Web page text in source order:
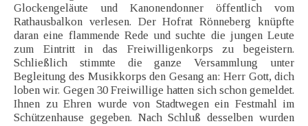
Glockengeläute und Kanonendonner öffentlich vom
Rathausbalkon verlesen. Der Hofrat Rönneberg knüpfte
daran eine flammende Rede und suchte die jungen Leute
zum Eintritt in das Freiwilligenkorps zu begeistern.
Schließlich stimmte die ganze Versammlung unter
Begleitung des Musikkorps den Gesang an: Herr Gott, dich
loben wir. Gegen 30 Freiwillige hatten sich schon gemeldet.
Ihnen zu Ehren wurde von Stadtwegen ein Festmahl im
Schützenhause gegeben. Nach Schluß desselben wurden